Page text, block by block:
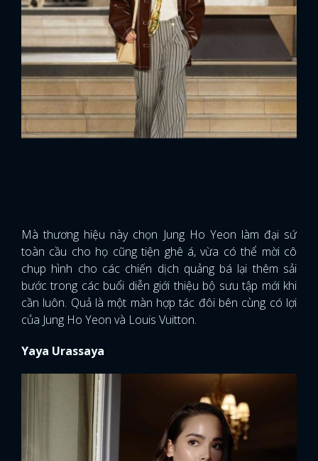
Mà thương hiệu này chọn Jung Ho Yeon làm đại sứ
toàn cầu cho họ cũng tiện ghê á, vừa có thể mời cô
chụp hình cho các chiến dịch quảng bá lại thêm sải
bước trong các buổi diễn giới thiệu bộ sưu tập mới khi
cần luôn. Quả là một màn hợp tác đôi bên cùng có lợi
của Jung Ho Yeon và Louis Vuitton.
Yaya Urassaya